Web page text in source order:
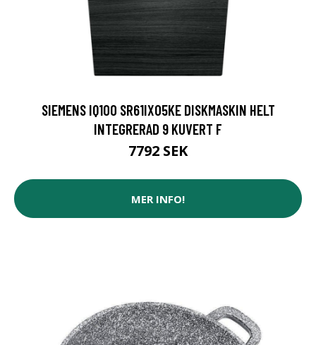
SIEMENS IQ100 SR61IX05KE DISKMASKIN HELT
INTEGRERAD 9 KUVERT F
7792 SEK
MER INFO!